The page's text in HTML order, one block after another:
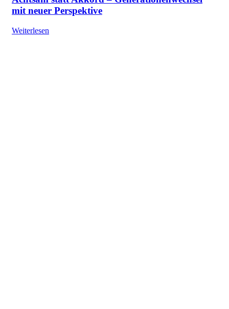
mit neuer Perspektive
Weiterlesen